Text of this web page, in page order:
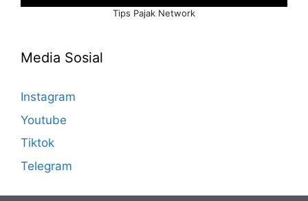
Tips Pajak Network
Media Sosial
Instagram
Youtube
Tiktok
Telegram